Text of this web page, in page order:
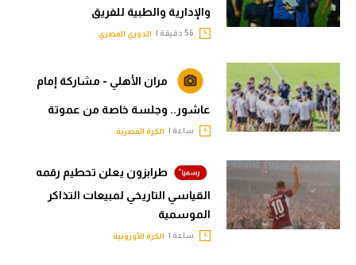
والإدارية والطبية للفريق
الدوري المصري
مران الأهلي - مشاركة إمام
عاشور.. وجلسة خاصة من عموتة
ساعة | الكرة المصرية
طرابزون يعلن تحطيم رقمه
القياسي التاريخي لمبيعات التذاكر
الموسمية
ساعة | الكرة الأوروبية